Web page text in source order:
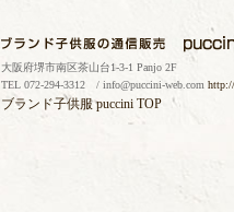
大阪府堺市南区茶山台1-3-1 Panjo 2F
TEL 072-294-3312 / info@puccini-web.com
ブランド子供服puccini TOP